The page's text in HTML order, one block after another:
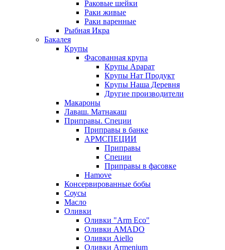
Раковые шейки
Раки живые
Раки варенные
Рыбная Икра
Бакалея
Крупы
Фасованная крупа
Крупы Арарат
Крупы Нат Продукт
Крупы Наша Деревня
Другие производители
Макароны
Лаваш. Матнакаш
Приправы. Специи
Приправы в банке
АРМСПЕЦИИ
Приправы
Специи
Приправы в фасовке
Hamove
Консервированные бобы
Соусы
Масло
Оливки
Оливки "Arm Eco"
Оливки AMADO
Оливки Aiello
Оливки Armenium